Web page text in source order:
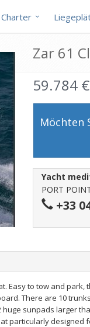
Charter
Zar 61
59.784 €
Möchten
Yacht
PORT
+33
to tow and park,
There are 10
sunpads larger
particularly designed